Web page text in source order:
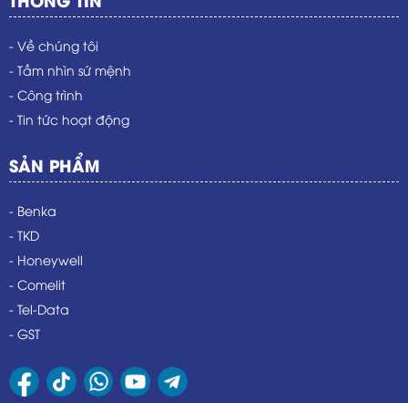
- Về chúng tôi
- Tầm nhìn sứ mệnh
- Công trình
- Tin tức hoạt động
SẢN PHẨM
- Benka
- TKD
- Honeywell
- Comelit
- Tel-Data
- GST